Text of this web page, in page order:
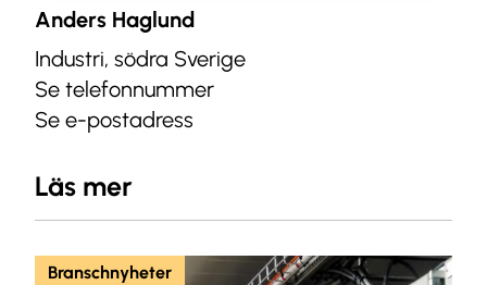
Anders Haglund
Industri, södra Sverige
Se telefonnummer
Se e-postadress
Läs mer
Branschnyheter